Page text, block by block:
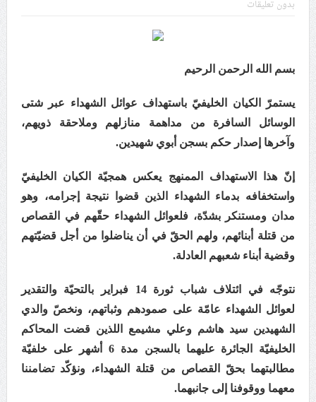
النظام الخليفيّ يدسّ عيونه بين المشاركين في مواكب العزاء
ويعتقل العشرات من الشبّان
الموقف الأسبوعيّ: شعب البحرين سيقطع الأيدي التي تنال
من شعائر عاشوراء.. ولن يساوم على هويّته وقيمه في
الحريّة والتحرير
مقال: عاشوراء البحرين… ميدان جهاد بالكلمة
الفقيه القائد قاسم: لن تقتلوا الحسين.. إنّ الحسين سيقتل
طاغوتيّتكم
انطلاق المحادثات الإيرانيّة- الأمريكيّة في سويسرا
علماء البحرين: طلب الترخيص والإجازة من السلطة في
ممارسة الشعائر الحسينيّة هو في حقيقته محاربة لقضيّة
الإمام الحسين «ع»
لجنة مراسم الوداع والتشييع ومواراة الجثمان للإمام الشهيد
السيّد علي الحسيني الخامنئي تنشر تفاصيل التشييع في
إيران والعراق
بدون تعليقات
بسم الله الرحمن الرحيم
يستمرّ الكيان الخليفيّ باستهداف عوائل الشهداء عبر شتى
الوسائل السافرة من مداهمة منازلهم وملاحقة ذويهم،
وآخرها إصدار حكم بسجن أبوي شهيدين.
إنّ هذا الاستهداف الممنهج يعكس همجيّة الكيان الخليفيّ
واستخفافه بدماء الشهداء الذين قضوا نتيجة إجرامه، وهو
مدان ومستنكر بشدّة، فلعوائل الشهداء حقّهم في القصاص
من قتلة أبنائهم، ولهم الحقّ في أن يناضلوا من أجل قضيّتهم
وقضية أبناء شعبهم العادلة.
نتوجّه في ائتلاف شباب ثورة 14 فبراير بالتحيّة والتقدير
لعوائل الشهداء عامّة على صمودهم وثباتهم، ونخصّ والدي
الشهيدين سيد هاشم وعلي مشيمع اللذين قضت المحاكم
الخليفيّة الجائرة عليهما بالسجن مدة 6 أشهر على خلفيّة
مطالبتهما بحقّ القصاص من قتلة الشهداء، ونؤكّد تضامننا
معهما ووقوفنا إلى جانبهما.